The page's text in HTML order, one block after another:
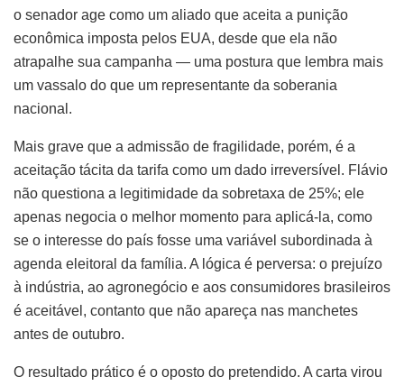
o senador age como um aliado que aceita a punição
econômica imposta pelos EUA, desde que ela não
atrapalhe sua campanha — uma postura que lembra mais
um vassalo do que um representante da soberania
nacional.
Mais grave que a admissão de fragilidade, porém, é a
aceitação tácita da tarifa como um dado irreversível. Flávio
não questiona a legitimidade da sobretaxa de 25%; ele
apenas negocia o melhor momento para aplicá-la, como
se o interesse do país fosse uma variável subordinada à
agenda eleitoral da família. A lógica é perversa: o prejuízo
à indústria, ao agronegócio e aos consumidores brasileiros
é aceitável, contanto que não apareça nas manchetes
antes de outubro.
O resultado prático é o oposto do pretendido. A carta virou